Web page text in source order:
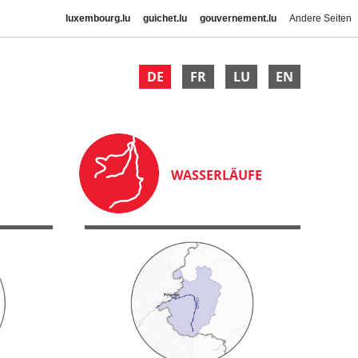
luxembourg.lu guichet.lu gouvernement.lu Andere Seiten
DE FR LU EN
WASSERLÄUFE